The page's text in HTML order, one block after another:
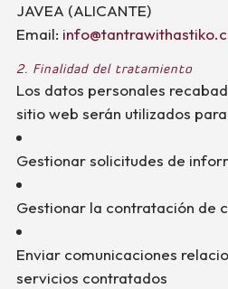
JAVEA (ALICANTE)
Email:
2. Finalidad del tratamiento
Los datos personales
sitio web serán utilizados
Gestionar solicitudes de
Gestionar la contratación de
Enviar comunicaciones
servicios contratados